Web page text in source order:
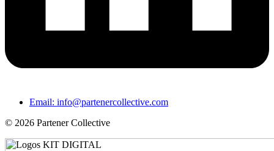
Email: info@partenercollective.com
© 2026 Partener Collective